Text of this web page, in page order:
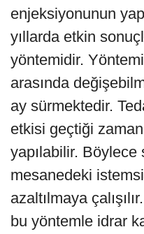
enjeksiyonunun
yıllarda etkin
yöntemidir.
arasında
ay sürmektedir.
etkisi geçtiği
yapılabilir.
mesanedeki
azaltılmaya
bu yöntemle idrar